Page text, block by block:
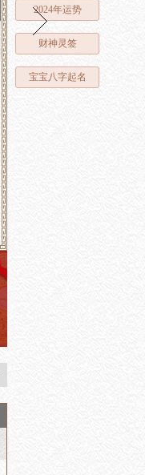
2024年运势
财神灵签
宝宝八字起名